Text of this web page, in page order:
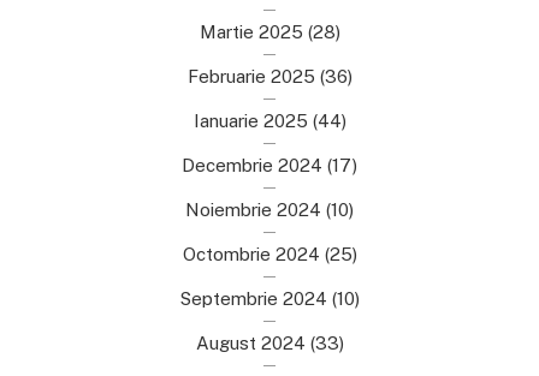
Martie 2025 (28)
Februarie 2025 (36)
Ianuarie 2025 (44)
Decembrie 2024 (17)
Noiembrie 2024 (10)
Octombrie 2024 (25)
Septembrie 2024 (10)
August 2024 (33)